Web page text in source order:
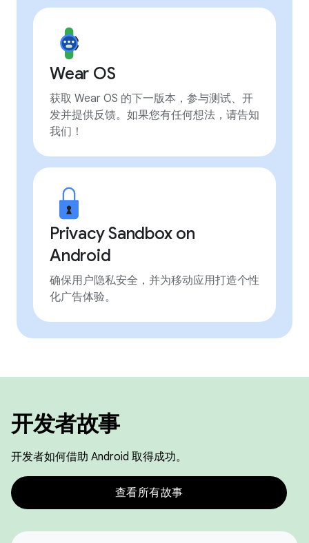
Wear OS
获取 Wear OS 的下一版本，参与测试、开
发并提供反馈。如果您有任何想法，请告知
我们！
Privacy Sandbox on
Android
确保用户隐私安全，并为移动应用打造个性
化广告体验。
开发者故事
开发者如何借助 Android 取得成功。
查看所有故事